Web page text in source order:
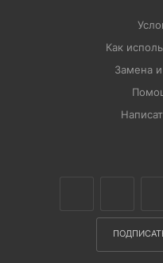
Как
Замена и